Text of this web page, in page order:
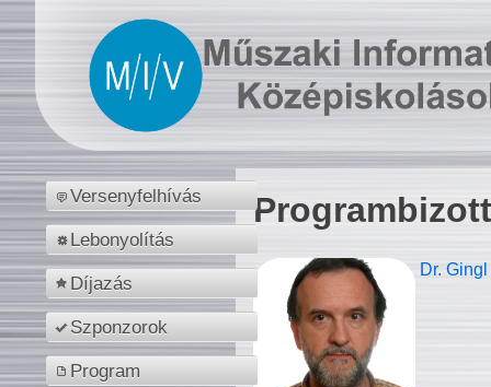
Versenyfelhívás
Lebonyolítás
Díjazás
Szponzorok
Program
Dr.